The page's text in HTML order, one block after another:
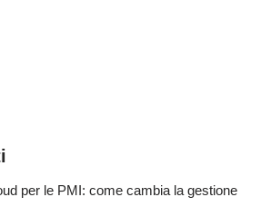
per le PMI: come cambia la gestione